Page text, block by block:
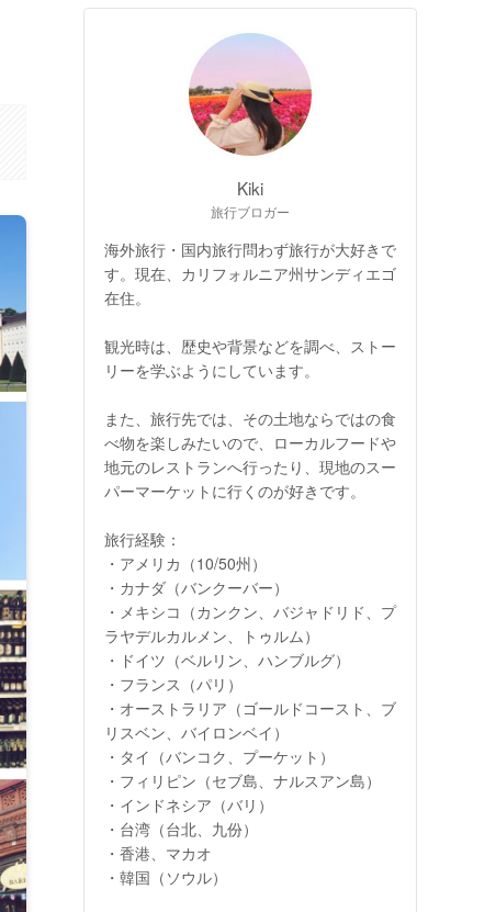
Kiki
旅行ブロガー
海外旅行・国内旅行問わず旅行が大好きで
す。現在、カリフォルニア州サンディエゴ
在住。
観光時は、歴史や背景などを調べ、ストー
リーを学ぶようにしています。
また、旅行先では、その土地ならではの食
べ物を楽しみたいので、ローカルフードや
地元のレストランへ行ったり、現地のスー
パーマーケットに行くのが好きです。
旅行経験：
・アメリカ（10/50州）
・カナダ（バンクーバー）
・メキシコ（カンクン、バジャドリド、プ
ラヤデルカルメン、トゥルム）
・ドイツ（ベルリン、ハンブルグ）
・フランス（パリ）
・オーストラリア（ゴールドコースト、ブ
リスベン、バイロンベイ）
・タイ（バンコク、プーケット）
・フィリピン（セブ島、ナルスアン島）
・インドネシア（バリ）
・台湾（台北、九份）
・香港、マカオ
・韓国（ソウル）